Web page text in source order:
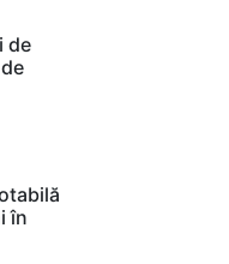
de
în